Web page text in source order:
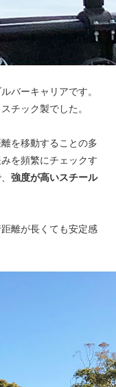
バーキャリアです。
チック製でした。
を移動することの多
を頻繁にチェックす
強度が高いスチール
離が長くても安定感